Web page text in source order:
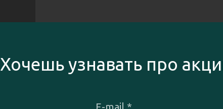
Хочешь узнавать про